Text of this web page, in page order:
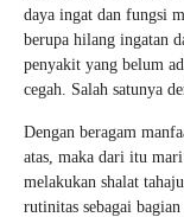
daya ingat dan fungsi
berupa hilang ingatan
penyakit yang belum
cegah. Salah satunya
Dengan beragam
atas, maka dari itu
melakukan shalat
rutinitas sebagai